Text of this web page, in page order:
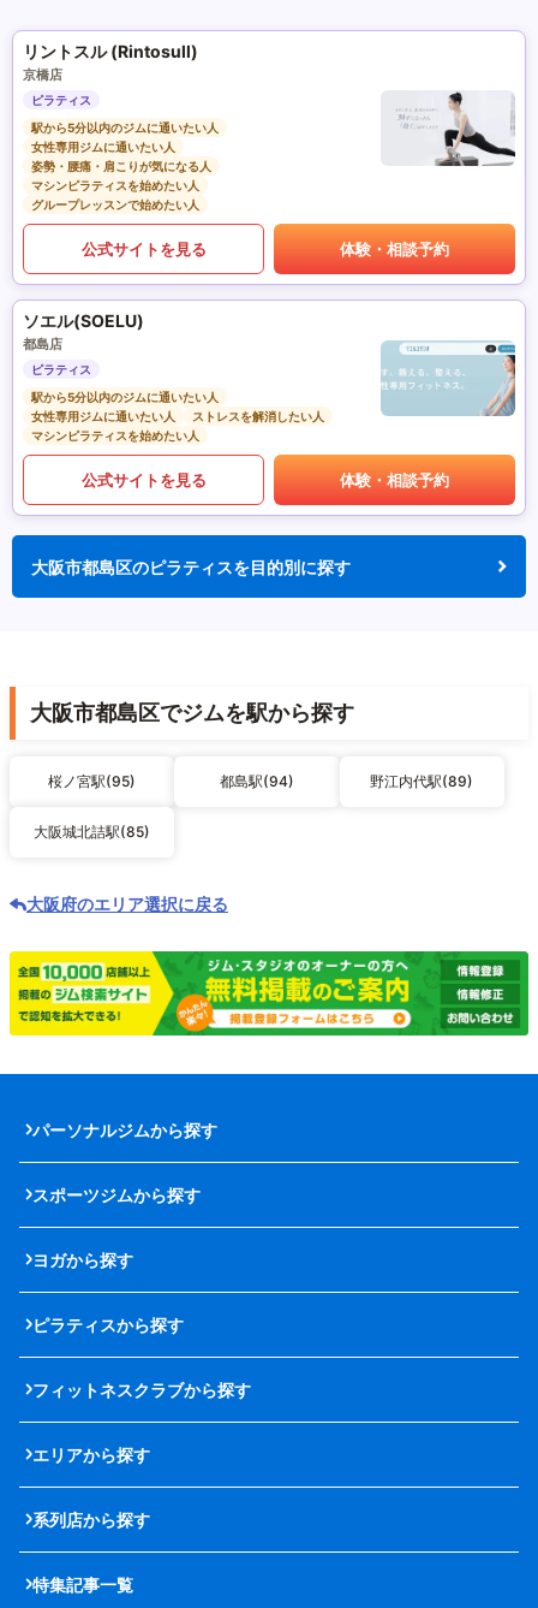
リントスル (Rintosull)
京橋店
ピラティス
駅から5分以内のジムに通いたい人
女性専用ジムに通いたい人
姿勢・腰痛・肩こりが気になる人
マシンピラティスを始めたい人
グループレッスンで始めたい人
公式サイトを見る 体験・相談予約
ソエル(SOELU)
都島店
ピラティス
駅から5分以内のジムに通いたい人
女性専用ジムに通いたい人
ストレスを解消したい人
マシンピラティスを始めたい人
公式サイトを見る 体験・相談予約
大阪市都島区のピラティスを目的別に探す
大阪市都島区でジムを駅から探す
桜ノ宮駅(95) 都島駅(94) 野江内代駅(89)
大阪城北詰駅(85)
大阪府のエリア選択に戻る
パーソナルジムから探す
スポーツジムから探す
ヨガから探す
ピラティスから探す
フィットネスクラブから探す
エリアから探す
系列店から探す
特集記事一覧